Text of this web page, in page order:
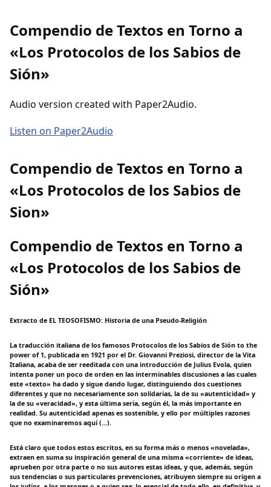
Compendio de Textos en Torno a
«Los Protocolos de los Sabios de
Sión»
Audio version created with Paper2Audio.
Listen on Paper2Audio
Compendio de Textos en Torno a
«Los Protocolos de los Sabios de
Sion»
Compendio de Textos en Torno a
«Los Protocolos de los Sabios de
Sión»
Extracto de EL TEOSOFISMO: Historia de una Pseudo-Religión
La traducción italiana de los famosos Protocolos de los Sabios de Sión to the
power of 1, publicada en 1921 por el Dr. Giovanni Preziosi, director de la Vita
Italiana, acaba de ser reeditada con una introducción de Julius Evola, quien
intenta poner un poco de orden en las interminables discusiones a las cuales
este «texto» ha dado y sigue dando lugar, distinguiendo dos cuestiones
diferentes y que no necesariamente son solidarias, la de su «autenticidad» y
la de su «veracidad», y esta última sería, según él, la más importante en
realidad. Su autenticidad apenas es sostenible, y ello por múltiples razones
que no examinaremos aquí (...).
Está claro que todos estos escritos, en su forma más o menos «novelada»,
extraen en suma su inspiración general de una misma «corriente» de ideas,
aprueben por otra parte o no sus autores estas ideas, y que, además, según
sus tendencias o sus particulares prevenciones, atribuyen siempre su origen a